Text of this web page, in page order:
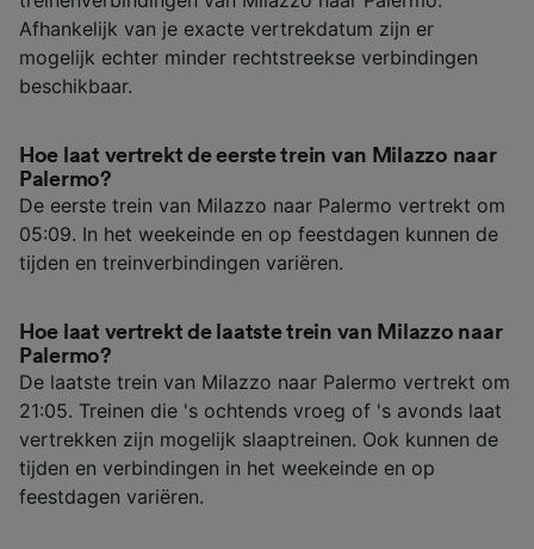
Afhankelijk van je exacte vertrekdatum zijn er
mogelijk echter minder rechtstreekse verbindingen
beschikbaar.
Hoe laat vertrekt de eerste trein van Milazzo naar
Palermo?
De eerste trein van Milazzo naar Palermo vertrekt om
05:09. In het weekeinde en op feestdagen kunnen de
tijden en treinverbindingen variëren.
Hoe laat vertrekt de laatste trein van Milazzo naar
Palermo?
De laatste trein van Milazzo naar Palermo vertrekt om
21:05. Treinen die 's ochtends vroeg of 's avonds laat
vertrekken zijn mogelijk slaaptreinen. Ook kunnen de
tijden en verbindingen in het weekeinde en op
feestdagen variëren.